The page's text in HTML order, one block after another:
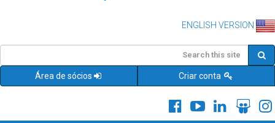
ENGLISH VERSION
Área de sócios Criar conta